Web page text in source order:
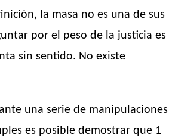
la masa no es una de sus
por el peso de la justicia es
sin sentido. No existe
una serie de manipulaciones
es posible demostrar que 1